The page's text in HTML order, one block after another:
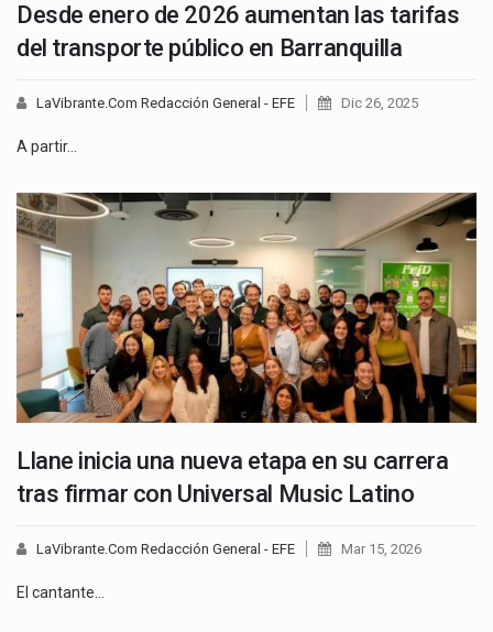
Desde enero de 2026 aumentan las tarifas
del transporte público en Barranquilla
LaVibrante.Com Redacción General - EFE Dic 26, 2025
A partir…
Llane inicia una nueva etapa en su carrera
tras firmar con Universal Music Latino
LaVibrante.Com Redacción General - EFE Mar 15, 2026
El cantante…